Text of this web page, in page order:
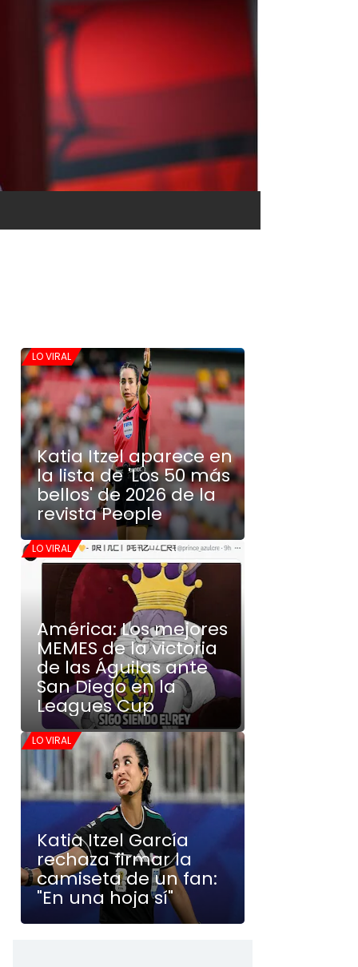
LO VIRAL
Katia Itzel aparece en
la lista de 'Los 50 más
bellos' de 2026 de la
revista People
LO VIRAL
América: Los mejores
MEMES de la victoria
de las Águilas ante
San Diego en la
Leagues Cup
LO VIRAL
Katia Itzel García
rechaza firmar la
camiseta de un fan:
"En una hoja sí"